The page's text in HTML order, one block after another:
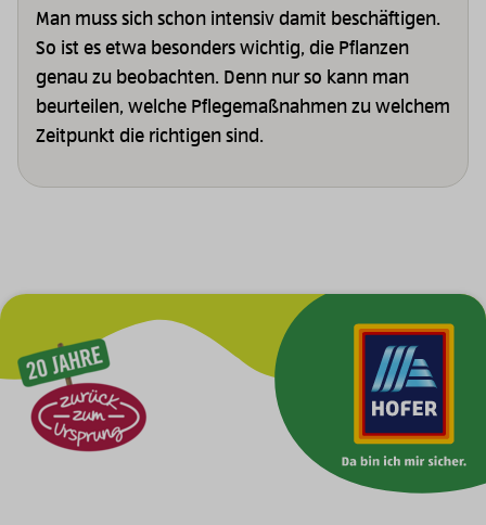
Man muss sich schon intensiv damit beschäftigen.
So ist es etwa besonders wichtig, die Pflanzen
genau zu beobachten. Denn nur so kann man
beurteilen, welche Pflegemaßnahmen zu welchem
Zeitpunkt die richtigen sind.
Zur Hauptnavigation